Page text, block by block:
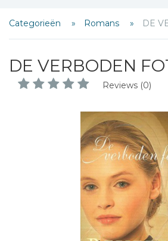
Categorieën Romans DE
DE VERBODEN
Reviews (0)